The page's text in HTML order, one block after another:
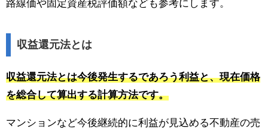
路線価や固定資産税評価額なども参考にします。
収益還元法とは
収益還元法とは今後発生するであろう利益と、現在価格
を総合して算出する計算方法です。
マンションなど今後継続的に利益が見込める不動産の売